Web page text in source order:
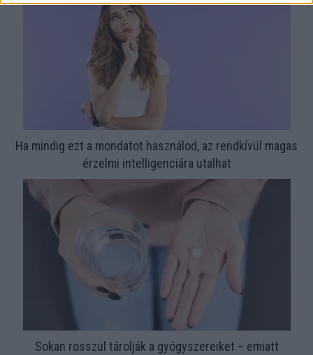
Ha mindig ezt a mondatot használod, az rendkívül magas
érzelmi intelligenciára utalhat
Sokan rosszul tárolják a gyógyszereiket – emiatt